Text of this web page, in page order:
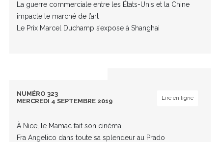
La guerre commerciale entre les États-Unis et la Chine
impacte le marché de l’art
Le Prix Marcel Duchamp s’expose à Shanghai
NUMÉRO 323
MERCREDI 4 SEPTEMBRE 2019
Lire en ligne
À Nice, le Mamac fait son cinéma
Fra Angelico dans toute sa splendeur au Prado